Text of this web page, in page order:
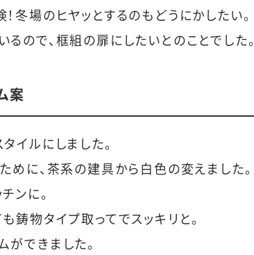
冬場のヒヤッとするのもどうにかしたい。
ので、框組の扉にしたいとのことでした。
案
イルにしました。
めに、茶系の建具から白色の変えました。
ンに。
鋳物タイプ取ってでスッキリと。
できました。